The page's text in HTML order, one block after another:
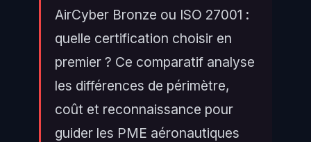
AirCyber Bronze ou ISO 27001 :
quelle certification choisir en
premier ? Ce comparatif analyse
les différences de périmètre,
coût et reconnaissance pour
guider les PME aéronautiques